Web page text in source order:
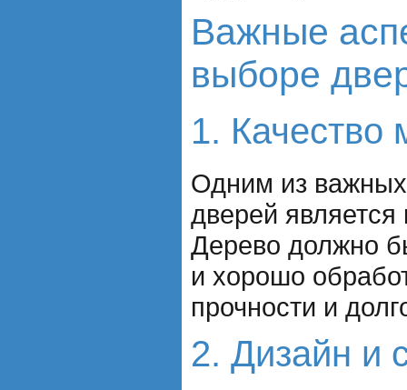
Важные
выборе
1. Качество
Одним из
дверей является
Дерево должно
и хорошо
прочности и
2. Дизайн и